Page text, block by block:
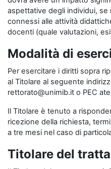
aspettative degli individui,
connessi alle attività
docenti (quale valutazioni,
Modalità di
Per esercitare i diritti sopra
al Titolare al seguente
rettorato@unimib.it o PEC
Il Titolare è tenuto a
ricezione della richiesta,
a tre mesi nel caso di
Titolare del